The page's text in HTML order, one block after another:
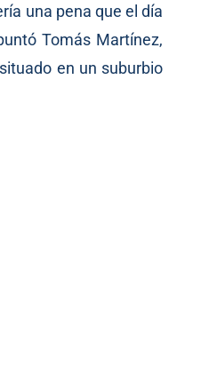
una pena que el día
Tomás Martínez,
en un suburbio